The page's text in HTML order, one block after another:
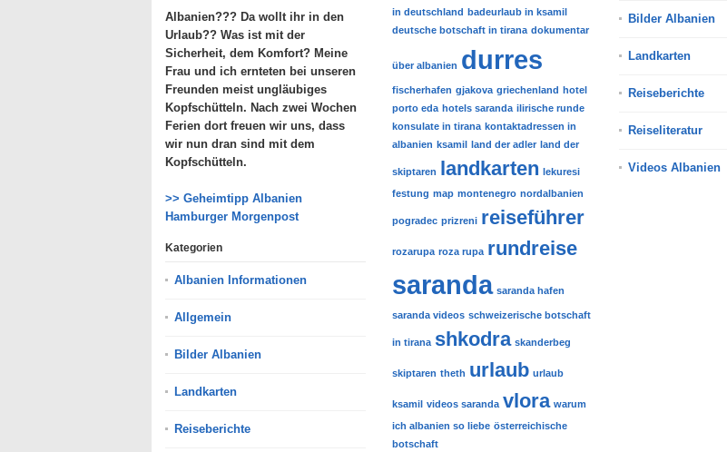
Albanien??? Da wollt ihr in den
Urlaub?? Was ist mit der
Sicherheit, dem Komfort? Meine
Frau und ich ernteten bei unseren
Freunden meist ungläubiges
Kopfschütteln. Nach zwei Wochen
Ferien dort freuen wir uns, dass
wir nun dran sind mit dem
Kopfschütteln.
>> Geheimtipp Albanien
Hamburger Morgenpost
Kategorien
Albanien Informationen
Allgemein
Bilder Albanien
Landkarten
Reiseberichte
in deutschland badeurlaub in ksamil
deutsche botschaft in tirana dokumentar
über albanien durres
fischerhafen gjakova griechenland hotel
porto eda hotels saranda ilirische runde
konsulate in tirana kontaktadressen in
albanien ksamil land der adler land der
skiptaren landkarten lekuresi
festung map montenegro nordalbanien
pogradec prizreni reiseführer
rozarupa roza rupa rundreise
saranda saranda hafen
saranda videos schweizerische botschaft
in tirana shkodra skanderbeg
skiptaren theth urlaub urlaub
ksamil videos saranda vlora warum
ich albanien so liebe österreichische
botschaft
Bilder Albanien
Landkarten
Reiseberichte
Reiseliteratur
Videos Albanien